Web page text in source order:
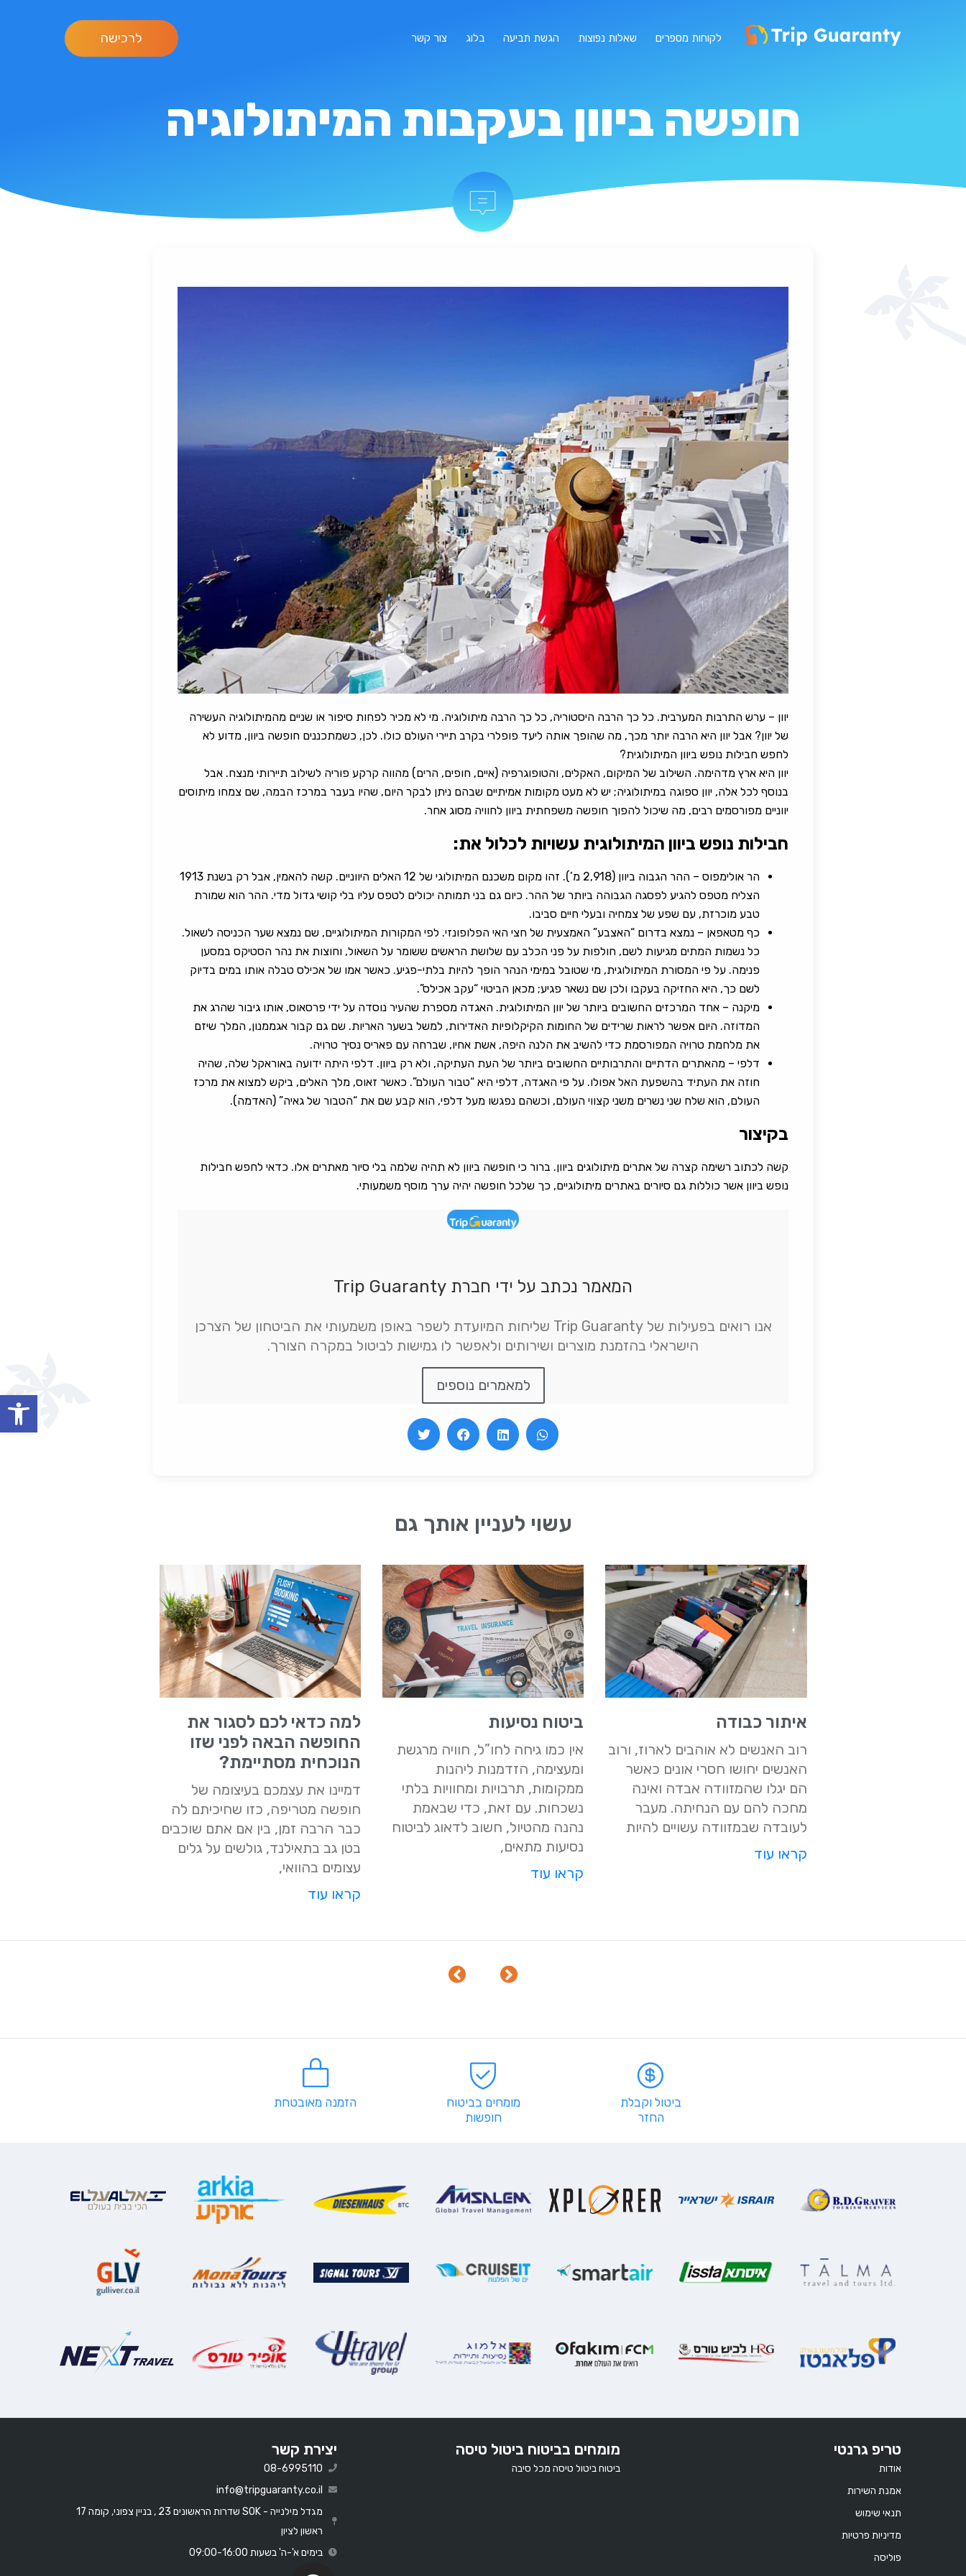
לקוחות מספרים שאלות נפוצות הגשת תביעה בלוג צור קשר לרכישה
חופשה ביוון בעקבות המיתולוגיה
יוון – ערש התרבות המערבית. כל כך הרבה היסטוריה, כל כך הרבה מיתולוגיה. מי לא מכיר לפחות סיפור או שניים מהמיתולוגיה העשירה
של יוון? אבל יוון היא הרבה יותר מכך, מה שהופך אותה ליעד פופלרי בקרב תיירי העולם כולו. לכן, כשמתכננים חופשה ביוון, מדוע לא
לחפש חבילות נופש ביוון המיתולוגית?
יוון היא ארץ מדהימה. השילוב של המיקום, האקלים, והטופוגרפיה (איים, חופים, הרים) מהווה קרקע פוריה לשילוב תיירותי מנצח. אבל
בנוסף לכל אלה, יוון ספוגה במיתולוגיה; יש לא מעט מקומות אמיתיים שבהם ניתן לבקר היום, שהיו בעבר במרכז הבמה, שם צמחו מיתוסים
יווניים מפורסמים רבים, מה שיכול להפוך חופשה משפחתית ביוון לחוויה מסוג אחר.
חבילות נופש ביוון המיתולוגית עשויות לכלול את:
הר אולימפוס – ההר הגבוה ביוון (2,918 מ’). זהו מקום משכנם המיתולוגי של 12 האלים היווניים. קשה להאמין, אבל רק בשנת 1913
הצליח מטפס להגיע לפסגה הגבוהה ביותר של ההר. כיום גם בני תמותה יכולים לטפס עליו בלי קושי גדול מדי. ההר הוא שמורת
טבע מוכרזת, עם שפע של צמחיה ובעלי חיים סביבו.
כף מטאפאן – נמצא בדרום “האצבע” האמצעית של חצי האי הפלופונזי. לפי המקורות המיתולוגיים, שם נמצא שער הכניסה לשאול.
כל נשמות המתים מגיעות לשם, חולפות על פני הכלב עם שלושת הראשים ששומר על השאול, וחוצות את נהר הסטיקס במסען
פנימה. על פי המסורת המיתולוגית, מי שטובל במימי הנהר הופך להיות בלתי-פגיע. כאשר אמו של אכילס טבלה אותו במים בדיוק
לשם כך, היא החזיקה בעקבו ולכן שם נשאר פגיע; מכאן הביטוי “עקב אכילס”.
מיקנה – אחד המרכזים החשובים ביותר של יוון המיתולוגית. האגדה מספרת שהעיר נוסדה על ידי פרסאוס, אותו גיבור שהרג את
המדוזה. היום אפשר לראות שרידים של החומות הקיקלופיות האדירות, למשל בשער האריות. שם גם קבור אגממנון, המלך שיזם
את מלחמת טרויה המפורסמת כדי להשיב את הלנה היפה, אשת אחיו, שברחה עם פאריס נסיך טרויה.
דלפי – מהאתרים הדתיים והתרבותיים החשובים ביותר של העת העתיקה, ולא רק ביוון. דלפי היתה ידועה באוראקל שלה, שהיה
חוזה את העתיד בהשפעת האל אפולו. על פי האגדה, דלפי היא “טבור העולם”. כאשר זאוס, מלך האלים, ביקש למצוא את מרכז
העולם, הוא שלח שני נשרים משני קצווי העולם, וכשהם נפגשו מעל דלפי, הוא קבע שם את “הטבור של גאיה” (האדמה).
בקיצור
קשה לכתוב רשימה קצרה של אתרים מיתולוגים ביוון. ברור כי חופשה ביוון לא תהיה שלמה בלי סיור מאתרים אלו. כדאי לחפש חבילות
נופש ביוון אשר כוללות גם סיורים באתרים מיתולוגיים, כך שלכל חופשה יהיה ערך מוסף משמעותי.
המאמר נכתב על ידי חברת Trip Guaranty
אנו רואים בפעילות של Trip Guaranty שליחות המיועדת לשפר באופן משמעותי את הביטחון של הצרכן
הישראלי בהזמנת מוצרים ושירותים ולאפשר לו גמישות לביטול במקרה הצורך.
למאמרים נוספים
עשוי לעניין אותך גם
איתור כבודה
רוב האנשים לא אוהבים לארוז, ורוב
האנשים יחושו חסרי אונים כאשר
הם יגלו שהמזוודה אבדה ואינה
מחכה להם עם הנחיתה. מעבר
לעובדה שבמזוודה עשויים להיות
קראו עוד
ביטוח נסיעות
אין כמו גיחה לחו”ל, חוויה מרגשת
ומעצימה, הזדמנות ליהנות
ממקומות, תרבויות ומחוויות בלתי
נשכחות. עם זאת, כדי שבאמת
נהנה מהטיול, חשוב לדאוג לביטוח
נסיעות מתאים,
קראו עוד
למה כדאי לכם לסגור את
החופשה הבאה לפני שזו
הנוכחית מסתיימת?
דמיינו את עצמכם בעיצומה של
חופשה מטריפה, כזו שחיכיתם לה
כבר הרבה זמן, בין אם אתם שוכבים
בטן גב בתאילנד, גולשים על גלים
עצומים בהוואי,
קראו עוד
ביטול וקבלת
החזר
מומחים בביטוח
חופשות
הזמנה מאובטחת
טריפ גרנטי
אודות
אמנת השירות
תנאי שימוש
מדיניות פרטיות
פוליסה
מומחים בביטוח ביטול טיסה
ביטוח ביטול טיסה מכל סיבה
יצירת קשר
08-6995110
info@tripguaranty.co.il
מגדל מילנייה - SOK שדרות הראשונים 23 , בניין צפוני, קומה 17
ראשון לציון
בימים א'-ה' בשעות 09:00-16:00